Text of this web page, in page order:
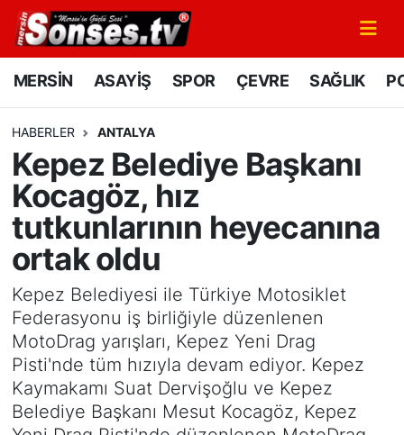
MERSİN ASAYİŞ SPOR ÇEVRE SAĞLIK
HABERLER ANTALYA
Kepez Belediye Başkanı
Kocagöz, hız
tutkunlarının heyecanına
ortak oldu
Kepez Belediyesi ile Türkiye Motosiklet
Federasyonu iş birliğiyle düzenlenen
MotoDrag yarışları, Kepez Yeni Drag
Pisti'nde tüm hızıyla devam ediyor. Kepez
Kaymakamı Suat Dervişoğlu ve Kepez
Belediye Başkanı Mesut Kocagöz, Kepez
MERSİN
SPOR
GÜNÜN MANŞETİ
DÜNYA
KÜLTÜR - SANAT
MAGAZİN
SAĞLIK
Mersin Nöbetçi Eczaneler
Mersin Namaz Vakitleri
Mersin Trafik Yoğunluk Haritası
Süper Lig Puan Durumu ve Fikstür
Tüm Manşetler
Son Dakika Haberleri
Haber Arşivi